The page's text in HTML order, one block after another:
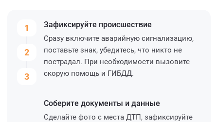
1
2
3
Зафиксируйте происшествие
Сразу включите аварийную сигнализацию,
поставьте знак, убедитесь, что никто не
пострадал. При необходимости вызовите
скорую помощь и ГИБДД.
Соберите документы и данные
Сделайте фото с места ДТП, зафиксируйте